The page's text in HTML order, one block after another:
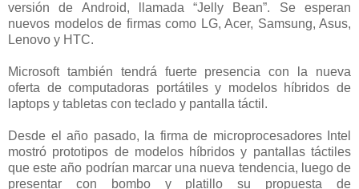
versión de Android, llamada “Jelly Bean”. Se esperan
nuevos modelos de firmas como LG, Acer, Samsung, Asus,
Lenovo y HTC.
Microsoft también tendrá fuerte presencia con la nueva
oferta de computadoras portátiles y modelos híbridos de
laptops y tabletas con teclado y pantalla táctil.
Desde el año pasado, la firma de microprocesadores Intel
mostró prototipos de modelos híbridos y pantallas táctiles
que este año podrían marcar una nueva tendencia, luego de
presentar con bombo y platillo su propuesta de